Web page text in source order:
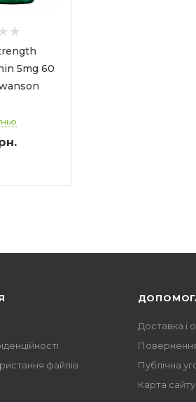
5mg 60
файлів
Доставка і
Публічна
Карта сайту